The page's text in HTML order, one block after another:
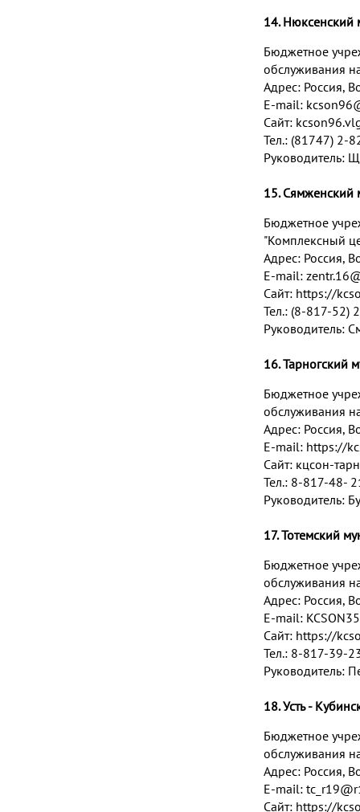
14. Нюксенский
Бюджетное
обслуживания
Адрес: Россия,
E-mail:
Сайт:
Тел.: (81747) 2-
Руководитель:
15. Сямженский
Бюджетное
"Комплексный
Адрес: Россия,
E-mail:
Сайт: https://
Тел.: (8-817-52)
Руководитель:
16. Тарногский
Бюджетное
обслуживания
Адрес: Россия,
E-mail: https://
Сайт: кцсон-
Тел.: 8-817-48-
Руководитель:
17.Тотемский
Бюджетное
обслуживания
Адрес: Россия,
E-mail:
Сайт: https://
Тел.: 8-817-39-
Руководитель:
18. Усть -
Бюджетное
обслуживания
Адрес: Россия,
E-mail:
Сайт: https://